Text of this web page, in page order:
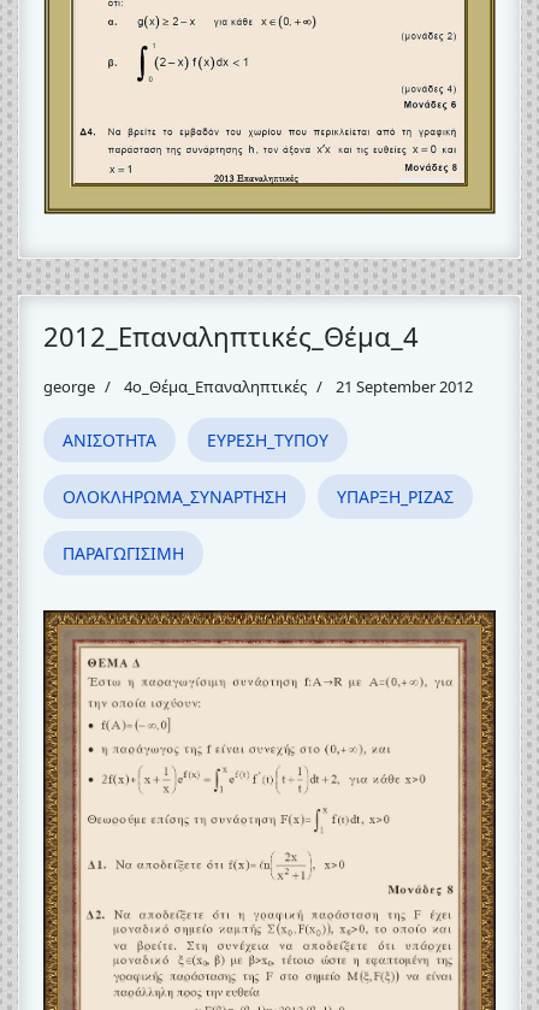
2012_Επαναληπτικές_Θέμα_4
george 4o_Θέμα_Eπαναληπτικές 21 September 2012
ΑΝΙΣΟΤΗΤΑ ΕΥΡΕΣΗ_ΤΥΠΟΥ
ΟΛΟΚΛΗΡΩΜΑ_ΣΥΝΑΡΤΗΣΗ ΥΠΑΡΞΗ_ΡΙΖΑΣ
ΠΑΡΑΓΩΓΙΣΙΜΗ